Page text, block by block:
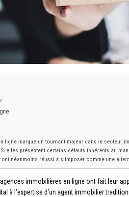
ligne marque un tournant majeur dans le
elles présentent certains défauts inhérents au
néanmoins réussi à s’imposer comme une
immobilières en ligne ont fait leur
à l’expertise d’un agent immobilier